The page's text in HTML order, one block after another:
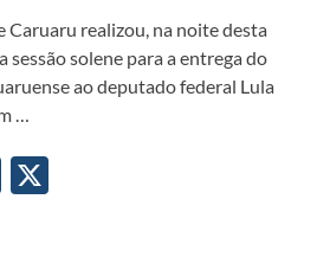
k
e
dI
n
Caruaru realizou, na noite desta
sessão solene para a entrega do
ao deputado federal Lula
…
Li